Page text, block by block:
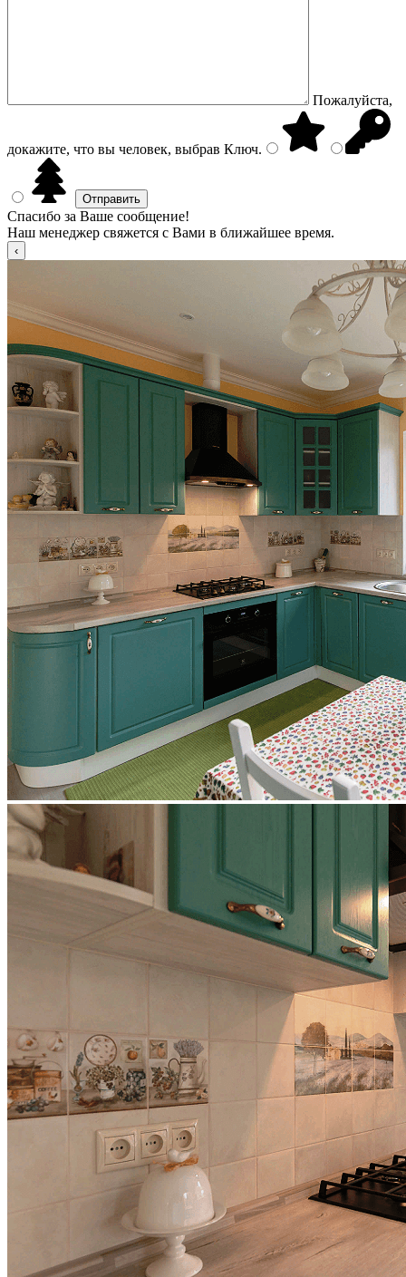
Пожалуйста,
докажите, что вы человек, выбрав Ключ.
Спасибо за Ваше сообщение!
Наш менеджер свяжется с Вами в ближайшее время.